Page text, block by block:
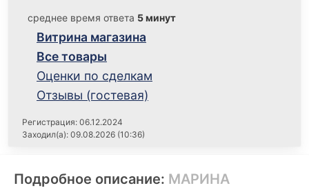
среднее время ответа 5 минут
Витрина магазина
Все товары
Оценки по сделкам
Отзывы (гостевая)
Регистрация: 06.12.2024
Заходил(а): 09.08.2026 (10:36)
Подробное описание: МАРИНА